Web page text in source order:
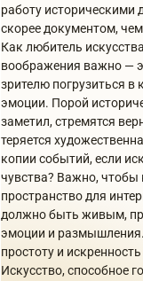
работу историческими
скорее документом,
Как любитель
воображения важно —
зрителю погрузиться в
эмоции. Порой
заметил, стремятся
теряется
копии событий, если
чувства? Важно,
пространство для
должно быть живым,
эмоции и
простоту и
Искусство, способное